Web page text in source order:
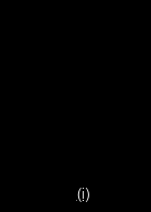
(i)